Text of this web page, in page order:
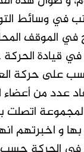
في وسائط
في الموقف
قيادة
على حركة
عدد من
و اخبرتهم